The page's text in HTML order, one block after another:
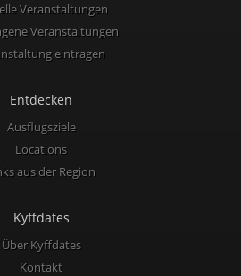
Veranstaltungen
Veranstaltungen
eintragen
Entdecken
Ausflugsziele
Locations
aus der Region
Kyffdates
Über Kyffdates
Kontakt